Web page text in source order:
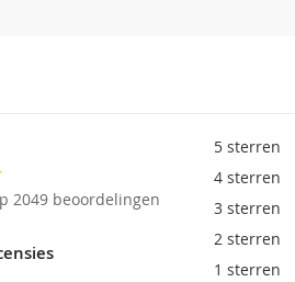
2049 beoordelingen
5 sterren
4 sterren
3 sterren
2 sterren
1 sterren